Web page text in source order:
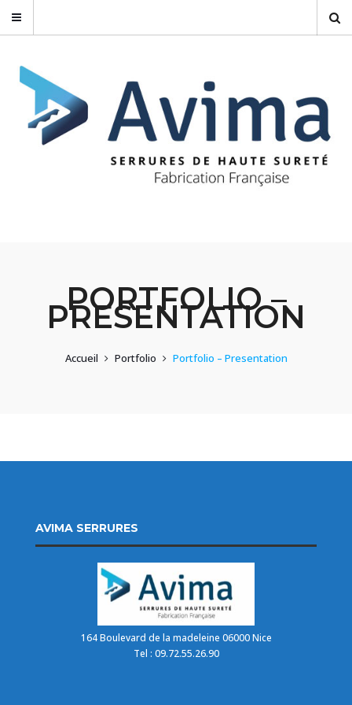
PORTFOLIO –
PRESENTATION
Accueil Portfolio Portfolio – Presentation
AVIMA SERRURES
164 Boulevard de la madeleine 06000 Nice
Tel : 09.72.55.26.90